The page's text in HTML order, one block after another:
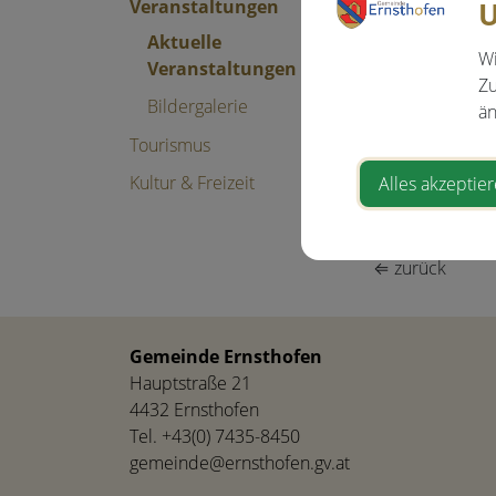
Veranstaltungen
Aktuelle
Veranstaltungen
Bildergalerie
Tourismus
Kultur & Freizeit
Auf
⇐ zurück
Gemeinde Ernsthofen
Hauptstraße 21
4432 Ernsthofen
Tel. +43(0) 7435-8450
gemeinde@ernsthofen.gv.at
Alles